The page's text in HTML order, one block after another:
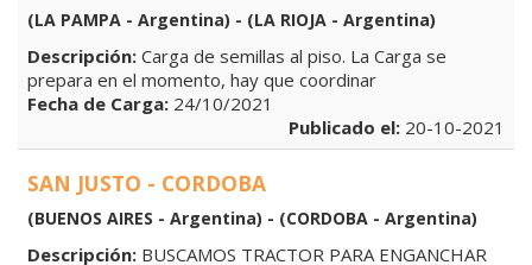
(LA PAMPA - Argentina) - (LA RIOJA - Argentina)
Descripción: Carga de semillas al piso. La Carga se
prepara en el momento, hay que coordinar
Fecha de Carga: 24/10/2021
Publicado el: 20-10-2021
SAN JUSTO - CORDOBA
(BUENOS AIRES - Argentina) - (CORDOBA - Argentina)
Descripción: BUSCAMOS TRACTOR PARA ENGANCHAR